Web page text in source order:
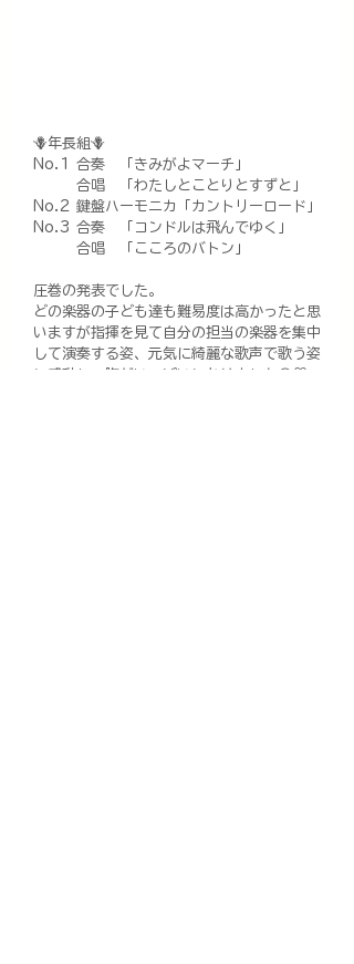
🪻年長組🪻
No.1 合奏　「きみがよマーチ」
合唱　「わたしとことりとすずと」
No.2 鍵盤ハーモニカ「カントリーロード」
No.3 合奏　「コンドルは飛んでゆく」
合唱　「こころのバトン」
圧巻の発表でした。
どの楽器の子ども達も難易度は高かったと思
いますが指揮を見て自分の担当の楽器を集中
して演奏する姿、元気に綺麗な歌声で歌う姿
に感動し、胸がいっぱいになりました😢♡